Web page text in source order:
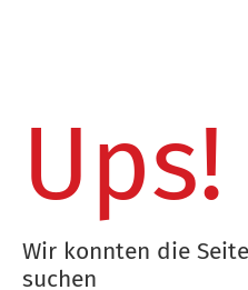
Ups!
Wir konnten die
suchen